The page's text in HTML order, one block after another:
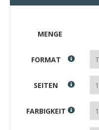
MENGE
FORMAT
SEITEN
FARBIGKEIT